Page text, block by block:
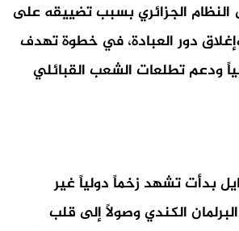
الجزائري بسبب تضييقه على
دور العبادة، في خطوة تهدف
ودعم تطلعات الشعب القبائلي
بدأت تشهد زخماً دولياً غير
الكندي وصولاً إلى قلب